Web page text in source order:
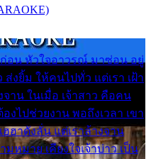
ก่อน หัวใจอาวรณ์ มาซ่อน อยู่
งยิ้ม ให้คนไปทั่ว แต่เรา เฝ้า
าน ในเมื่อ เจ้าสาว คือคน
งไปช่วยงาน พอถึงเวลา เขา
ฮาดังลั่น แต่เราล้างจาน
หมาย เคียงใจเจ้าบ่าว เป็น